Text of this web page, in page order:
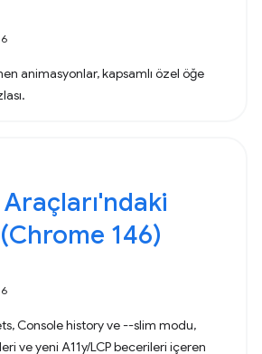
animasyonlar, kapsamlı özel öğe
146)
Console history ve --slim modu,
ve yeni A11y/LCP becerileri içeren